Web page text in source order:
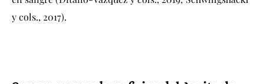
y cols., 2017).